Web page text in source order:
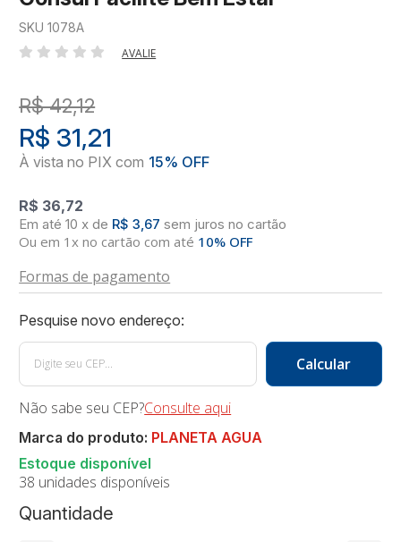
SKU 1078A
AVALIE
R$ 42,12
R$ 36,72
R$ 31,21
10 x de R$ 3,67 sem juros no cartão
Ou em 1x no cartão com até 10% OFF
Formas de pagamento
Quantidade
Não sabe seu CEP?Consulte aqui
38 unidades disponíveis
Marca do produto: PLANETA AGUA